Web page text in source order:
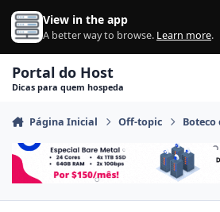
Ir para conteúdo
View in the app
A better way to browse. Learn more.
Portal do Host
Dicas para quem hospeda
Página Inicial Off-topic Boteco